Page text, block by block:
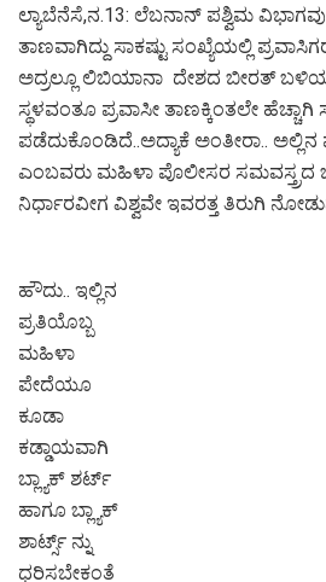
ಲ್ಯಾಬೆನೆಸೆ,ನ.13: ಲೆಬನಾನ್ ಪಶ್ವಿಮ ವಿಭಾಗವು
ತಾಣವಾಗಿದ್ದು ಸಾಕಷ್ಟು ಸಂಖ್ಯೆಯಲ್ಲಿ
ಅದ್ರಲ್ಲೂ ಲಿಬಿಯಾನಾ ದೇಶದ ಬೀರತ್
ಸ್ಥಳವಂತೂ ಪ್ರವಾಸೀ ತಾಣಕ್ಕಿಂತಲೇ ಹೆಚ್ಚಾಗಿ
ಪಡೆದುಕೊಂಡಿದೆ..ಅದ್ಯಾಕೆ ಅಂತೀರಾ..
ಎಂಬವರು ಮಹಿಳಾ ಪೊಲೀಸರ ಸಮವಸ್ತ್ರದ
ನಿರ್ಧಾರವೀಗ ವಿಶ್ವವೇ ಇವರತ್ತ ತಿರುಗಿ
ಹೌದು.. ಇಲ್ಲಿನ
ಪ್ರತಿಯೊಬ್ಬ
ಮಹಿಳಾ
ಪೇದೆಯೂ
ಕೂಡಾ
ಕಡ್ಡಾಯವಾಗಿ
ಬ್ಲ್ಯಾಕ್ ಶರ್ಟ್
ಹಾಗೂ ಬ್ಲ್ಯಾಕ್
ಶಾರ್ಟ್ಸ್ ನ್ನು
ಧರಿಸಬೇಕಂತೆ